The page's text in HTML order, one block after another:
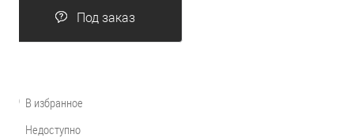
Под заказ
В избранное
Недоступно